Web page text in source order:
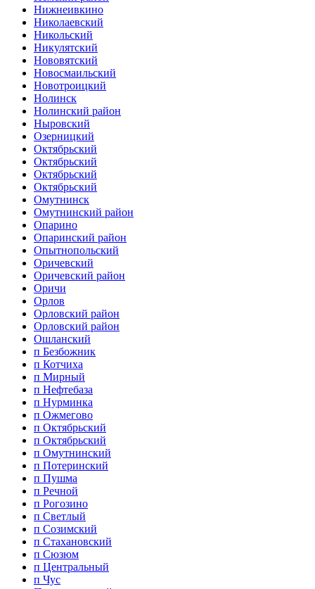
Нижнеивкино
Николаевский
Никольский
Никулятский
Нововятский
Новосмаильский
Новотроицкий
Нолинск
Нолинский район
Ныровский
Озерницкий
Октябрьский
Октябрьский
Октябрьский
Октябрьский
Омутнинск
Омутнинский район
Опарино
Опаринский район
Опытнопольский
Оричевский
Оричевский район
Оричи
Орлов
Орловский район
Орловский район
Ошланский
п Безбожник
п Котчиха
п Мирный
п Нефтебаза
п Нурминка
п Ожмегово
п Октябрьский
п Октябрьский
п Омутнинский
п Потеринский
п Пушма
п Речной
п Рогозино
п Светлый
п Созимский
п Стахановский
п Сюзюм
п Центральный
п Чус